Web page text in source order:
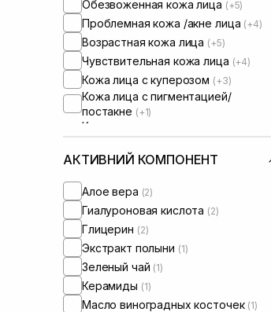
Обезвоженная кожа лица (+5)
Проблемная кожа /акне лица (+4)
Возрастная кожа лица (+5)
Чувствительная кожа лица (+4)
Кожа лица с куперозом (+3)
Кожа лица с пигментацией/
постакне (+1)
Кожа лица с расширенными порами
Кожа лица с нарушенным
Кожа лица с нарушенным
микробиомом
Сухая/обезвоженная кожа
Чувствительная кожа тела
АКТИВНИЙ КОМПОНЕНТ
Алое вера (2)
Гиалуроновая кислота (2)
Глицерин (2)
Экстракт полыни (1)
Зеленый чай (1)
Керамиды (1)
Масло виноградных косточек (1)